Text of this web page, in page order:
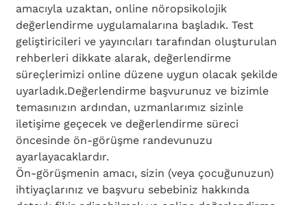
amacıyla uzaktan, online nöropsikolojik
değerlendirme uygulamalarına başladık. Test
geliştiricileri ve yayıncıları tarafından oluşturulan
rehberleri dikkate alarak, değerlendirme
süreçlerimizi online düzene uygun olacak şekilde
uyarladık.Değerlendirme başvurunuz ve bizimle
temasınızın ardından, uzmanlarımız sizinle
iletişime geçecek ve değerlendirme süreci
öncesinde ön-görüşme randevunuzu
ayarlayacaklardır.
Ön-görüşmenin amacı, sizin (veya çocuğunuzun)
ihtiyaçlarınız ve başvuru sebebiniz hakkında